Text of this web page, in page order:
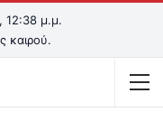
12:38 μ.μ.
καιρού.